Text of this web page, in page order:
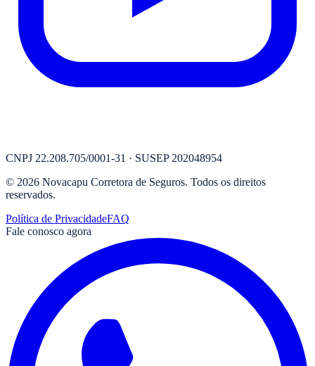
CNPJ 22.208.705/0001-31 · SUSEP 202048954
© 2026 Novacapu Corretora de Seguros. Todos os direitos
reservados.
Política de PrivacidadeFAQ
Fale conosco agora